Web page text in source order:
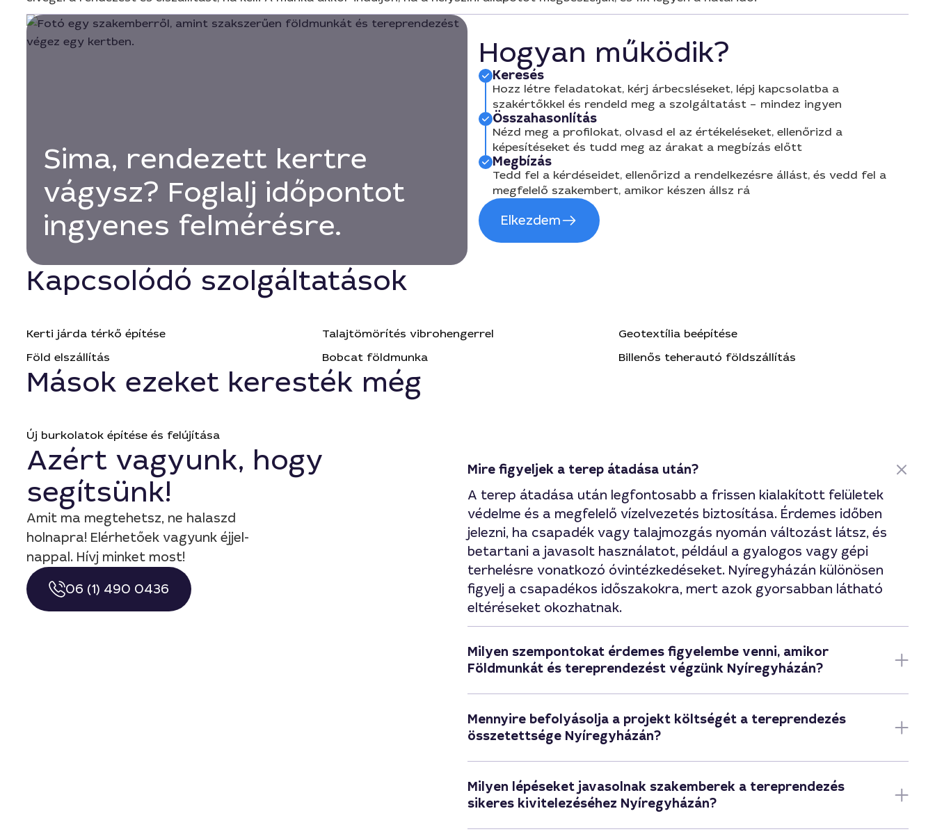
Sima, rendezett kertre
vágysz? Foglalj időpontot
ingyenes felmérésre.
Hogyan működik?
Keresés
Hozz létre feladatokat, kérj árbecsléseket, lépj kapcsolatba a
szakértőkkel és rendeld meg a szolgáltatást – mindez ingyen
Összahasonlítás
Nézd meg a profilokat, olvasd el az értékeléseket, ellenőrizd a
képesítéseket és tudd meg az árakat a megbízás előtt
Megbízás
Tedd fel a kérdéseidet, ellenőrizd a rendelkezésre állást, és vedd fel a
megfelelő szakembert, amikor készen állsz rá
Elkezdem
Kapcsolódó szolgáltatások
Kerti járda térkő építése Talajtömörítés vibrohengerrel
Geotextília beépítése
Föld elszállítás
Bobcat földmunka Billenős teherautó földszállítás
Mások ezeket keresték még
Új burkolatok építése és felújítása
Azért vagyunk, hogy
segítsünk!
Amit ma megtehetsz, ne halaszd
holnapra! Elérhetőek vagyunk éjjel-
nappal. Hívj minket most!
06 (1) 490 0436
Mire figyeljek a terep átadása után?
A terep átadása után legfontosabb a frissen kialakított felületek
védelme és a megfelelő vízelvezetés biztosítása. Érdemes időben
jelezni, ha csapadék vagy talajmozgás nyomán változást látsz, és
betartani a javasolt használatot, például a gyalogos vagy gépi
terhelésre vonatkozó óvintézkedéseket. Nyíregyházán különösen
figyelj a csapadékos időszakokra, mert azok gyorsabban látható
eltéréseket okozhatnak.
Milyen szempontokat érdemes figyelembe venni, amikor
Földmunkát és tereprendezést végzünk Nyíregyházán?
Mennyire befolyásolja a projekt költségét a tereprendezés
összetettsége Nyíregyházán?
Milyen lépéseket javasolnak szakemberek a tereprendezés
sikeres kivitelezéséhez Nyíregyházán?